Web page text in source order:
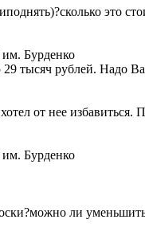
это
Бурденко
тысяч рублей. Надо
от нее
Бурденко
ли